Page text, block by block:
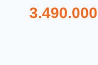
3.490.000